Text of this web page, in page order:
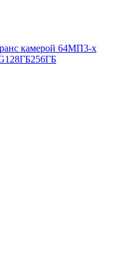
с камерой 64МП3-х
128ГБ256ГБ